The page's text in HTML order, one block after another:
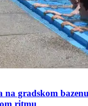
na gradskom
ritmu